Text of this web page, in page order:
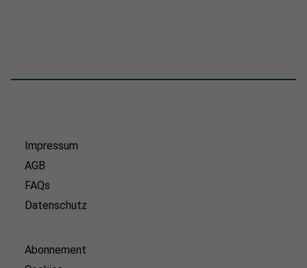
Impressum
AGB
FAQs
Datenschutz
Abonnement